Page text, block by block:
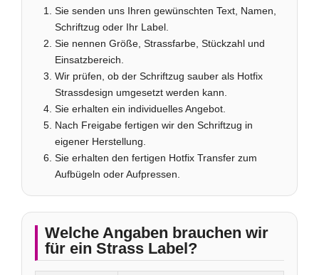
Sie senden uns Ihren gewünschten Text, Namen,
Schriftzug oder Ihr Label.
Sie nennen Größe, Strassfarbe, Stückzahl und
Einsatzbereich.
Wir prüfen, ob der Schriftzug sauber als Hotfix
Strassdesign umgesetzt werden kann.
Sie erhalten ein individuelles Angebot.
Nach Freigabe fertigen wir den Schriftzug in
eigener Herstellung.
Sie erhalten den fertigen Hotfix Transfer zum
Aufbügeln oder Aufpressen.
Welche Angaben brauchen wir
für ein Strass Label?